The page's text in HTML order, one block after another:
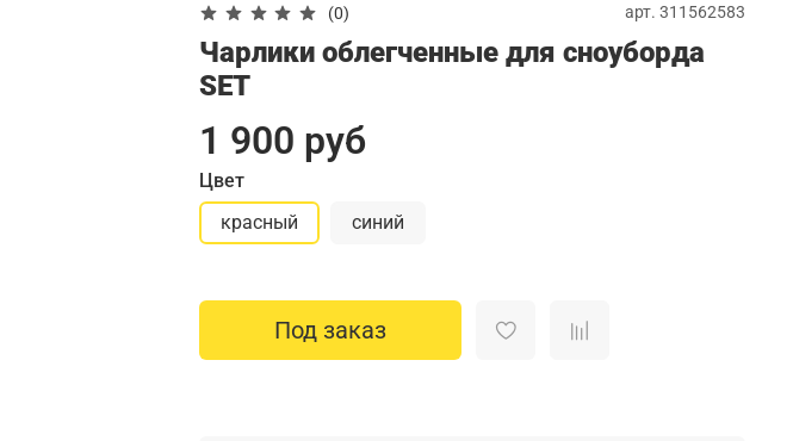
(0) арт. 311562583
Чарлики облегченные для сноуборда
SET
1 900 руб
Цвет
красный
синий
Под заказ